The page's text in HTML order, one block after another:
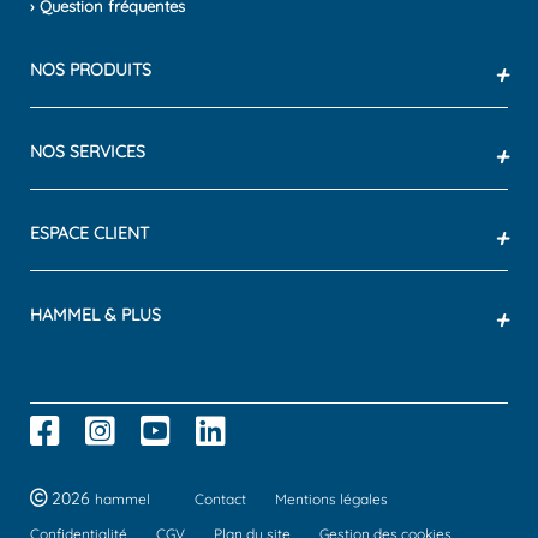
› Question fréquentes
NOS PRODUITS +
NOS SERVICES +
ESPACE CLIENT +
HAMMEL & PLUS +
2026 hammel Contact
Mentions légales
Confidentialité
CGV Plan du site Gestion des cookies